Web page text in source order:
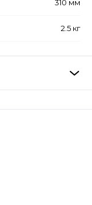
310 мм
2.5 кг